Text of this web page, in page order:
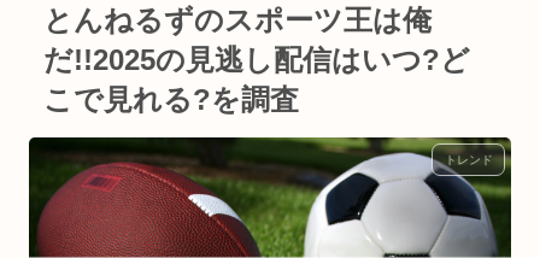
とんねるずのスポーツ王は俺
だ!!2025の見逃し配信はいつ?ど
こで見れる?を調査
トレンド